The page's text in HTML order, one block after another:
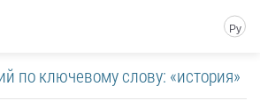
Ру
по ключевому слову: «история»